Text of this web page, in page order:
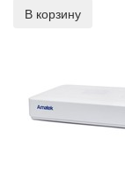
В корзину